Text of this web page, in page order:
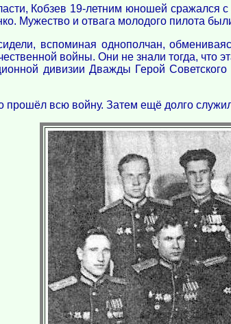
Кобзев 19-летним юношей сражался
Мужество и отвага молодого пилота
вспоминая однополчан,
войны. Они не знали тогда, что
дивизии Дважды Герой
прошёл всю войну. Затем ещё долго